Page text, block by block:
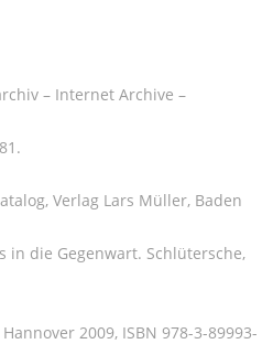
– Internet Archive –
Verlag Lars Müller, Baden
in die Gegenwart. Schlütersche,
2009, ISBN 978-3-89993-